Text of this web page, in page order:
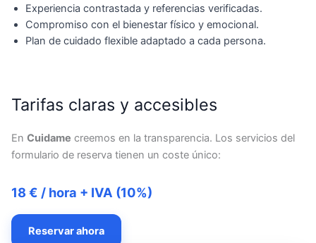
Experiencia contrastada y referencias verificadas.
Compromiso con el bienestar físico y emocional.
Plan de cuidado flexible adaptado a cada persona.
Tarifas claras y accesibles
En Cuidame creemos en la transparencia. Los servicios del
formulario de reserva tienen un coste único:
18 € / hora + IVA (10%)
Reservar ahora